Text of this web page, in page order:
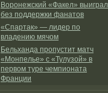
Воронежский «Факел» выиграл
без поддержки фанатов
«Спартак» — лидер по
владению мячом
Бельханда пропустит матч
«Монпелье» с «Тулузой» в
первом туре чемпионата
Франции